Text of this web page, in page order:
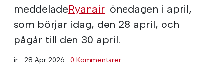
meddeladeRyanair lönedagen i april,
som börjar idag, den 28 april, och
pågår till den 30 april.
in · 28 Apr 2026 · 0 Kommentarer